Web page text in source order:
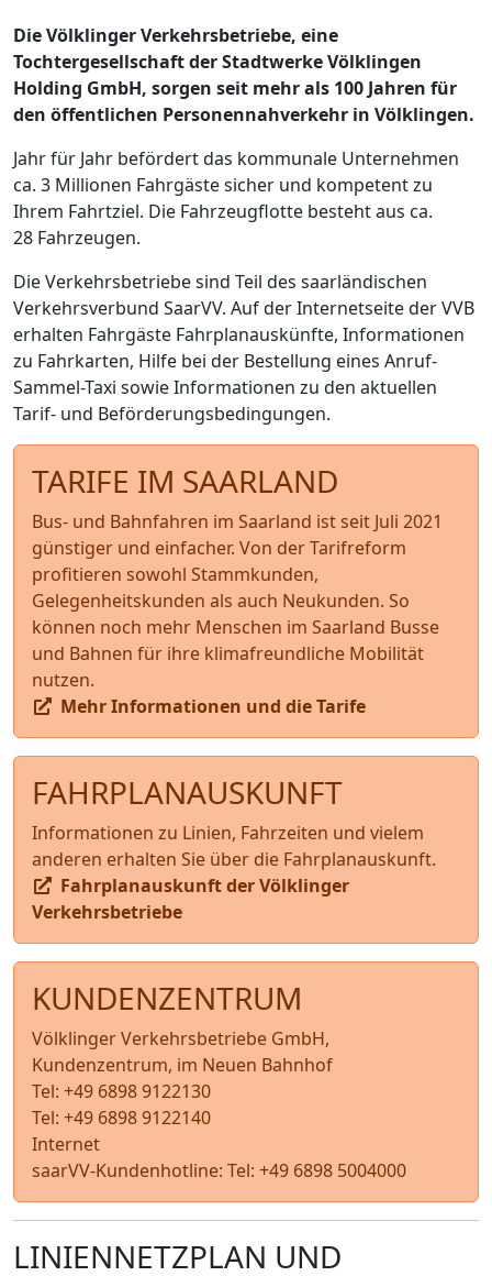
Die Völklinger Verkehrsbetriebe, eine
Tochtergesellschaft der Stadtwerke Völklingen
Holding GmbH, sorgen seit mehr als 100 Jahren für
den öffentlichen Personennahverkehr in Völklingen.
Jahr für Jahr befördert das kommunale Unternehmen
ca. 3 Millionen Fahrgäste sicher und kompetent zu
Ihrem Fahrtziel. Die Fahrzeugflotte besteht aus ca.
28 Fahrzeugen.
Die Verkehrsbetriebe sind Teil des saarländischen
Verkehrsverbund SaarVV. Auf der Internetseite der VVB
erhalten Fahrgäste Fahrplanauskünfte, Informationen
zu Fahrkarten, Hilfe bei der Bestellung eines Anruf-
Sammel-Taxi sowie Informationen zu den aktuellen
Tarif- und Beförderungsbedingungen.
TARIFE IM SAARLAND
Bus- und Bahnfahren im Saarland ist seit Juli 2021
günstiger und einfacher. Von der Tarifreform
profitieren sowohl Stammkunden,
Gelegenheitskunden als auch Neukunden. So
können noch mehr Menschen im Saarland Busse
und Bahnen für ihre klimafreundliche Mobilität
nutzen.
Mehr Informationen und die Tarife
FAHRPLANAUSKUNFT
Informationen zu Linien, Fahrzeiten und vielem
anderen erhalten Sie über die Fahrplanauskunft.
Fahrplanauskunft der Völklinger
Verkehrsbetriebe
KUNDENZENTRUM
Völklinger Verkehrsbetriebe GmbH,
Kundenzentrum, im Neuen Bahnhof
Tel: +49 6898 9122130
Tel: +49 6898 9122140
Internet
saarVV-Kundenhotline: Tel: +49 6898 5004000
LINIENNETZPLAN UND